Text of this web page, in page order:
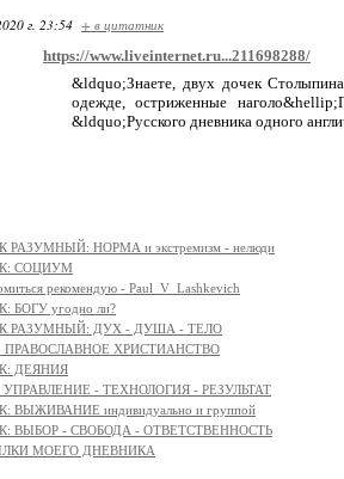
г. 23:54 + в цитатник
https://www.liveinternet.ru...211698288/
&ldquo;Знаете, двух дочек
одежде, остриженные
&ldquo;Русского дневника одного
РАЗУМНЫЙ: НОРМА и экстремизм - нелюди
СОЦИУМ
рекомендую - Paul_V_Lashkevich
БОГУ угодно ли?
РАЗУМНЫЙ: ДУХ - ДУША - ТЕЛО
- ПРАВОСЛАВНОЕ ХРИСТИАНСТВО
ДЕЯНИЯ
УПРАВЛЕНИЕ - ТЕХНОЛОГИЯ - РЕЗУЛЬТАТ
ВЫЖИВАНИЕ индивидуально и группой
ВЫБОР - СВОБОДА - ОТВЕТСТВЕННОСТЬ
МОЕГО ДНЕВНИКА